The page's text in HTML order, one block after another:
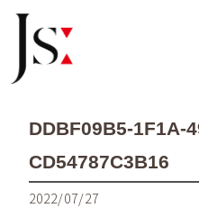
DDBF09B5-1F1A-
CD54787C3B16
2022/07/27